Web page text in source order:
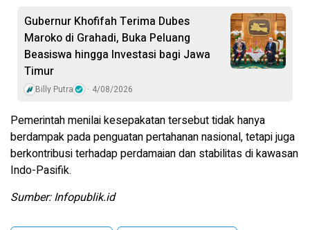
Gubernur Khofifah Terima Dubes
Maroko di Grahadi, Buka Peluang
Beasiswa hingga Investasi bagi Jawa
Timur
Billy Putra 4/08/2026
Pemerintah menilai kesepakatan tersebut tidak hanya
berdampak pada penguatan pertahanan nasional, tetapi juga
berkontribusi terhadap perdamaian dan stabilitas di kawasan
Indo-Pasifik.
Sumber: Infopublik.id